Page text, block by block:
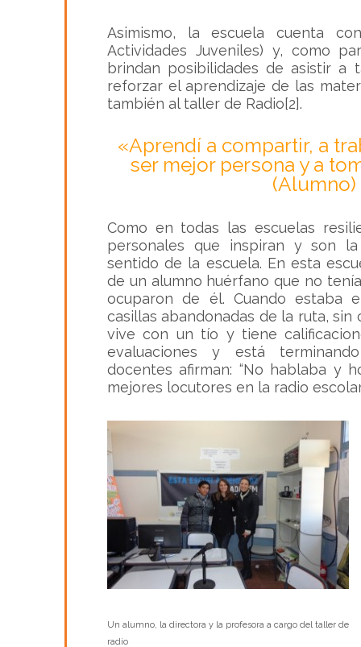
Asimismo, la escuela cuenta
Actividades Juveniles) y, como
brindan posibilidades de asistir a
reforzar el aprendizaje de las
también al taller de Radio[2].
«Aprendí a compartir, a
ser mejor persona y a
(Alumno)
Como en todas las escuelas
personales que inspiran y son
sentido de la escuela. En esta
de un alumno huérfano que no
ocuparon de él. Cuando estaba
casillas abandonadas de la ruta, sin
vive con un tío y tiene
evaluaciones y está
docentes afirman: “No hablaba y
mejores locutores en la radio
Un alumno, la directora y la profesora a cargo del taller de
radio